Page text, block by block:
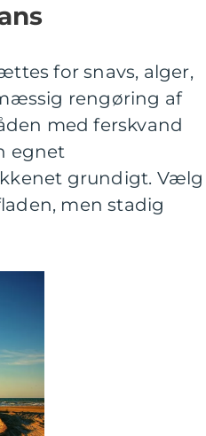
for snavs, alger,
rengøring af
med ferskvand
egnet
grundigt. Vælg
men stadig